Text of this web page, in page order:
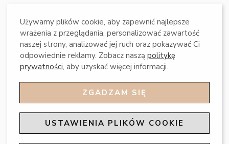
METODY PŁATNOŚCI
©2024 Beztroska All rights reserved
Używamy plików cookie, aby zapewnić najlepsze
wrażenia z przeglądania, personalizować zawartość
naszej strony, analizować jej ruch oraz pokazywać Ci
odpowiednie reklamy. Zobacz naszą politykę
prywatności, aby uzyskać więcej informacji.
ZGADZAM SIĘ
USTAWIENIA PLIKÓW COOKIE